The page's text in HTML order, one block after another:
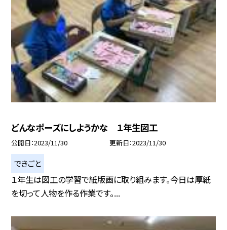
どんなポーズにしようかな １年生図工
公開日 2023/11/30 更新日 2023/11/30
できごと
１年生は図工の学習で紙版画に取り組みます。今日は厚紙
を切って人物を作る作業です。...